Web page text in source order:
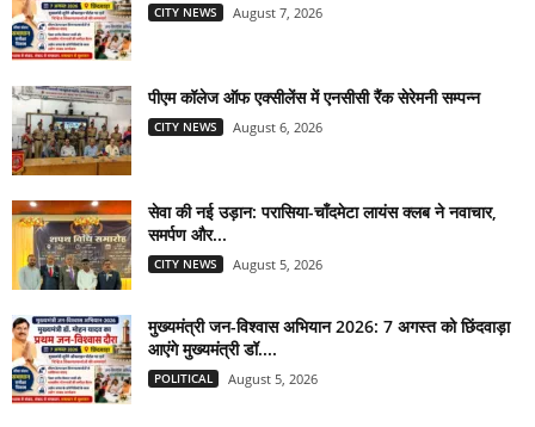
CITY NEWS August 7, 2026
पीएम कॉलेज ऑफ एक्सीलेंस में एनसीसी रैंक सेरेमनी सम्पन्न
CITY NEWS August 6, 2026
सेवा की नई उड़ान: परासिया-चाँदमेटा लायंस क्लब ने नवाचार,
समर्पण और...
CITY NEWS August 5, 2026
मुख्यमंत्री जन-विश्वास अभियान 2026: 7 अगस्त को छिंदवाड़ा
आएंगे मुख्यमंत्री डॉ....
POLITICAL August 5, 2026